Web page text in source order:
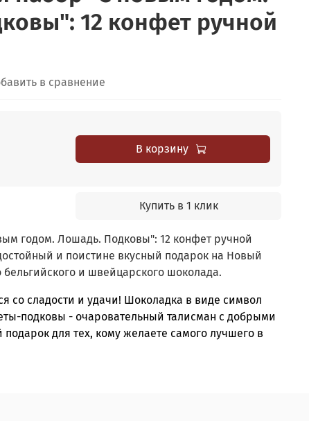
12 конфет ручной
в сравнение
В корзину
Купить в 1 клик
годом. Лошадь. Подковы": 12 конфет ручной
и поистине вкусный подарок на Новый
бельгийского и швейцарского шоколада.
со сладости и удачи! Шоколадка в виде символ
подковы - очаровательный талисман с добрыми
для тех, кому желаете самого лучшего в